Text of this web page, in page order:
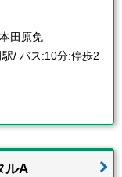
田原免
/ バス:10分:停歩2
ルA